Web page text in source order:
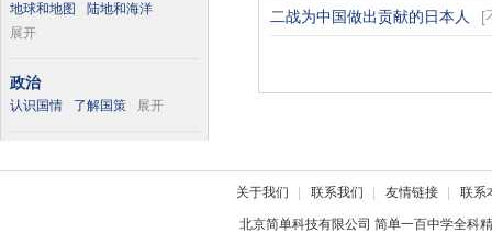
地球和地图
陆地和海洋
展开
政治
认识国情 了解国策 展开
二战为中国做出贡献的日本人 [
关于我们 联系我们 友情链接 联系
北京简单科技有限公司 简单一百中学全科